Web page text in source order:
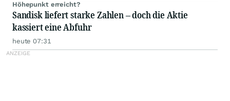
Höhepunkt erreicht?
Sandisk liefert starke Zahlen – doch die Aktie
kassiert eine Abfuhr
heute 07:31